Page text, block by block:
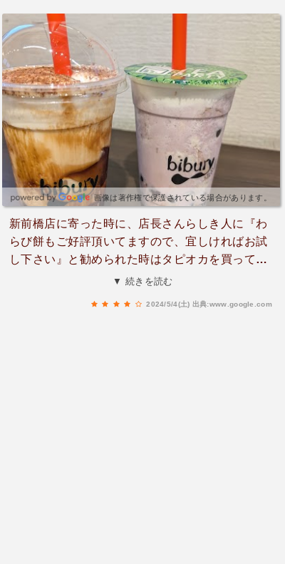
画像は著作権で保護されている場合があります。
新前橋店に寄った時に、店長さんらしき人に『わ
らび餅もご好評頂いてますので、宜しければお試
し下さい』と勧められた時はタピオカを買ってし
まったので、次回はわらび餅を試したい！！と思
▼ 続きを読む
2024/5/4(土) 出典:www.google.com